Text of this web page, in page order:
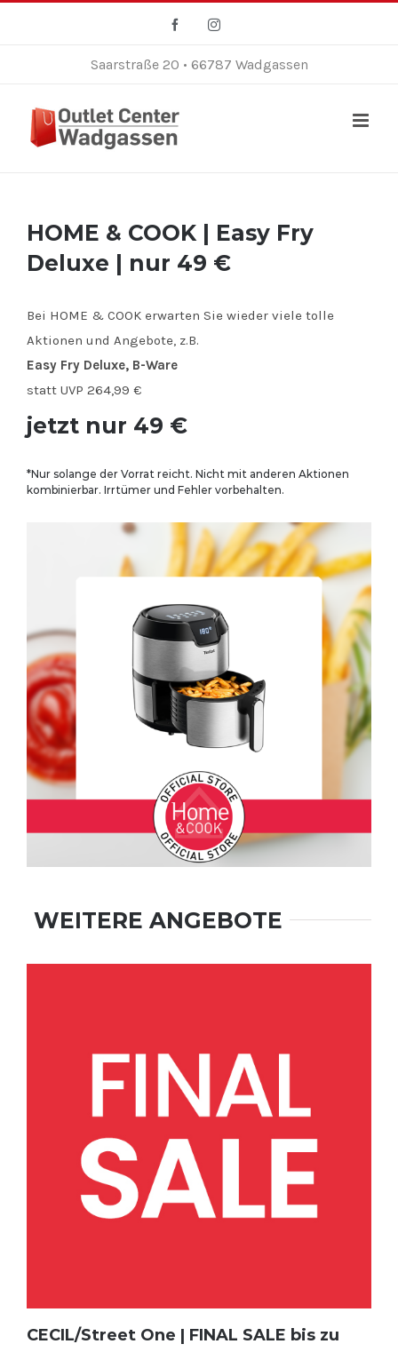
FacebookInstagram
Saarstraße 20 • 66787 Wadgassen
HOME & COOK | Easy Fry
Deluxe | nur 49 €
Bei HOME & COOK erwarten Sie wieder viele tolle
Aktionen und Angebote, z.B.
Easy Fry Deluxe, B-Ware
statt UVP 264,99 €
jetzt nur 49 €
*Nur solange der Vorrat reicht. Nicht mit anderen Aktionen
kombinierbar. Irrtümer und Fehler vorbehalten.
WEITERE ANGEBOTE
CECIL/Street One | FINAL SALE bis zu